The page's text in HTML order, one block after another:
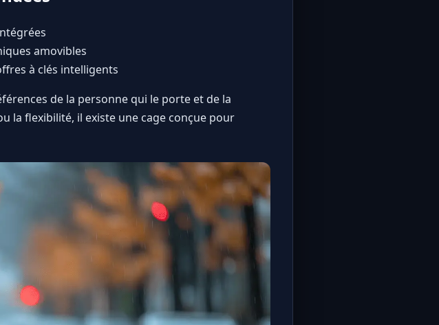
amovibles
à clés intelligents
de la personne qui le porte et de la
la flexibilité, il existe une cage conçue pour